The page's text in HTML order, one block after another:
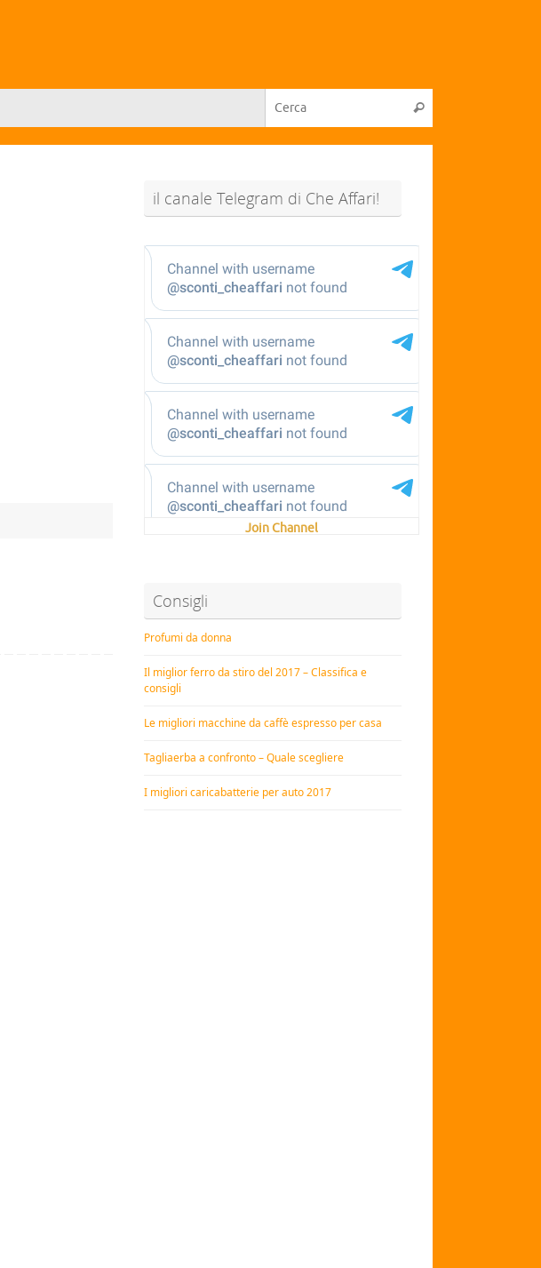
il canale Telegram di Che Affari!
Join Channel
Consigli
Profumi da donna
Il miglior ferro da stiro del 2017 – Classifica e
consigli
Le migliori macchine da caffè espresso per casa
Tagliaerba a confronto – Quale scegliere
I migliori caricabatterie per auto 2017